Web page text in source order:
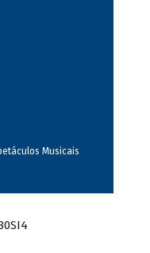
Musicais